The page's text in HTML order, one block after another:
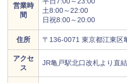
営業時
間
土8:00～22:00
日祝8:00～20:00
住所 〒136-0071 東京都江東区
アクセ
ス
JR亀戸駅北口改札より直